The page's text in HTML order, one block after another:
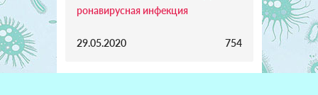
ронавирусная инфекция
29.05.2020 754